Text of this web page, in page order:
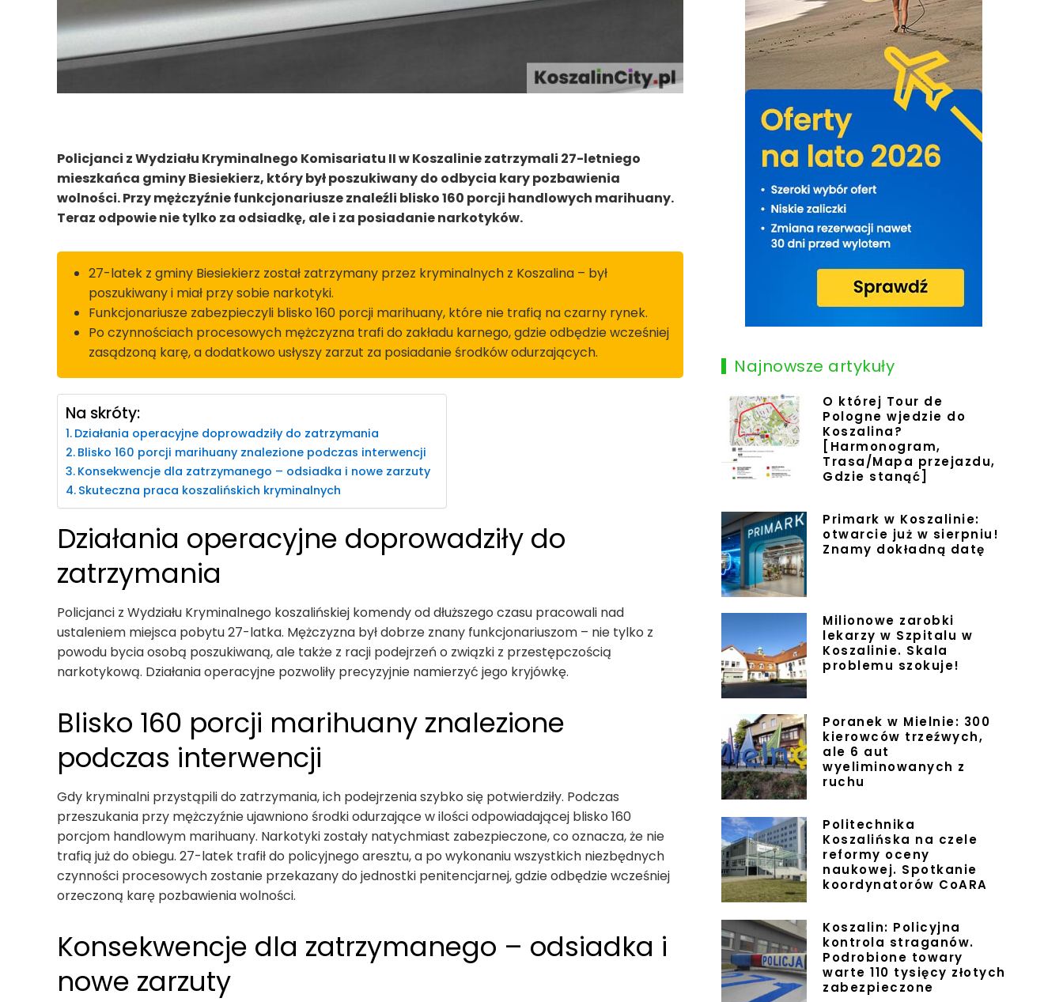
Policjanci z Wydziału Kryminalnego Komisariatu II w Koszalinie zatrzymali 27-letniego
mieszkańca gminy Biesiekierz, który był poszukiwany do odbycia kary pozbawienia
wolności. Przy mężczyźnie funkcjonariusze znaleźli blisko 160 porcji handlowych marihuany.
Teraz odpowie nie tylko za odsiadkę, ale i za posiadanie narkotyków.
27-latek z gminy Biesiekierz został zatrzymany przez kryminalnych z Koszalina – był
poszukiwany i miał przy sobie narkotyki.
Funkcjonariusze zabezpieczyli blisko 160 porcji marihuany, które nie trafią na czarny rynek.
Po czynnościach procesowych mężczyzna trafi do zakładu karnego, gdzie odbędzie wcześniej
zasądzoną karę, a dodatkowo usłyszy zarzut za posiadanie środków odurzających.
Na skróty:
Działania operacyjne doprowadziły do zatrzymania
Blisko 160 porcji marihuany znalezione podczas interwencji
Konsekwencje dla zatrzymanego – odsiadka i nowe zarzuty
Skuteczna praca koszalińskich kryminalnych
Działania operacyjne doprowadziły do
zatrzymania
Policjanci z Wydziału Kryminalnego koszalińskiej komendy od dłuższego czasu pracowali nad
ustaleniem miejsca pobytu 27-latka. Mężczyzna był dobrze znany funkcjonariuszom – nie tylko z
powodu bycia osobą poszukiwaną, ale także z racji podejrzeń o związki z przestępczością
narkotykową. Działania operacyjne pozwoliły precyzyjnie namierzyć jego kryjówkę.
Blisko 160 porcji marihuany znalezione
podczas interwencji
Gdy kryminalni przystąpili do zatrzymania, ich podejrzenia szybko się potwierdziły. Podczas
przeszukania przy mężczyźnie ujawniono środki odurzające w ilości odpowiadającej blisko 160
porcjom handlowym marihuany. Narkotyki zostały natychmiast zabezpieczone, co oznacza, że nie
trafią już do obiegu. 27-latek trafił do policyjnego aresztu, a po wykonaniu wszystkich niezbędnych
czynności procesowych zostanie przekazany do jednostki penitencjarnej, gdzie odbędzie wcześniej
orzeczoną karę pozbawienia wolności.
Konsekwencje dla zatrzymanego – odsiadka i
nowe zarzuty
Najnowsze artykuły
O której Tour de
Pologne wjedzie do
Koszalina?
[Harmonogram,
Trasa/Mapa przejazdu,
Gdzie stanąć]
Primark w Koszalinie:
otwarcie już w sierpniu!
Znamy dokładną datę
Milionowe zarobki
lekarzy w Szpitalu w
Koszalinie. Skala
problemu szokuje!
Poranek w Mielnie: 300
kierowców trzeźwych,
ale 6 aut
wyeliminowanych z
ruchu
Politechnika
Koszalińska na czele
reformy oceny
naukowej. Spotkanie
koordynatorów CoARA
Koszalin: Policyjna
kontrola straganów.
Podrobione towary
warte 110 tysięcy złotych
zabezpieczone